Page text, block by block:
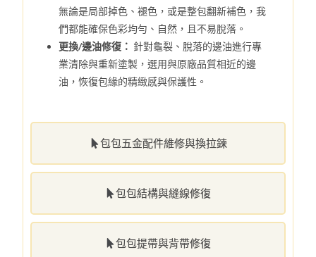
包包五金配件維修與換拉鍊
包包結構與縫線修復
包包提帶與背帶修復
無論是局部掉色、褪色，或是整包翻新補色，我
們都能確保色彩均勻、自然，且不易脫落。
更換/邊油修復： 針對龜裂、脫落的邊油進行專
業清除與重新塗製，選用與原廠品質相近的邊
油，恢復包緣的精緻感與保護性。